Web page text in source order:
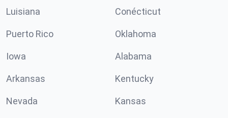
Luisiana Conécticut
Puerto Rico Oklahoma
Iowa Alabama
Arkansas Kentucky
Nevada Kansas